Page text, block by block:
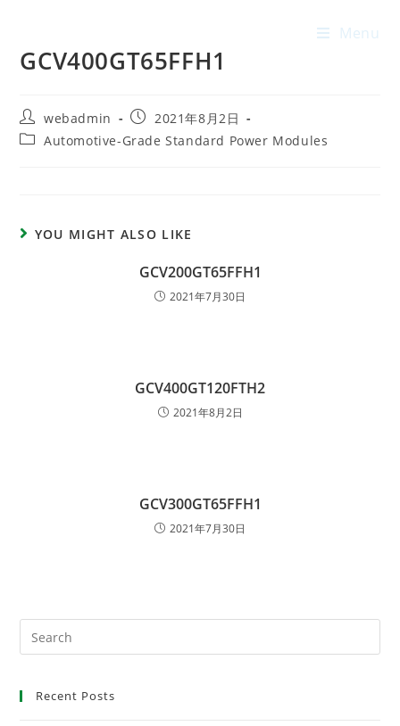
Menu
GCV400GT65FFH1
webadmin
2021年8月2日
Automotive-Grade Standard Power Modules
YOU MIGHT ALSO LIKE
GCV200GT65FFH1
2021年7月30日
GCV400GT120FTH2
2021年8月2日
GCV300GT65FFH1
2021年7月30日
Recent Posts